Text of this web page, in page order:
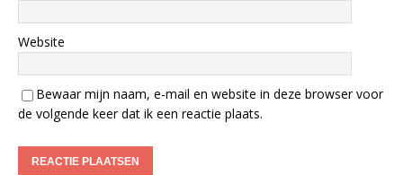
Website
Bewaar mijn naam, e-mail en website in deze browser voor
de volgende keer dat ik een reactie plaats.